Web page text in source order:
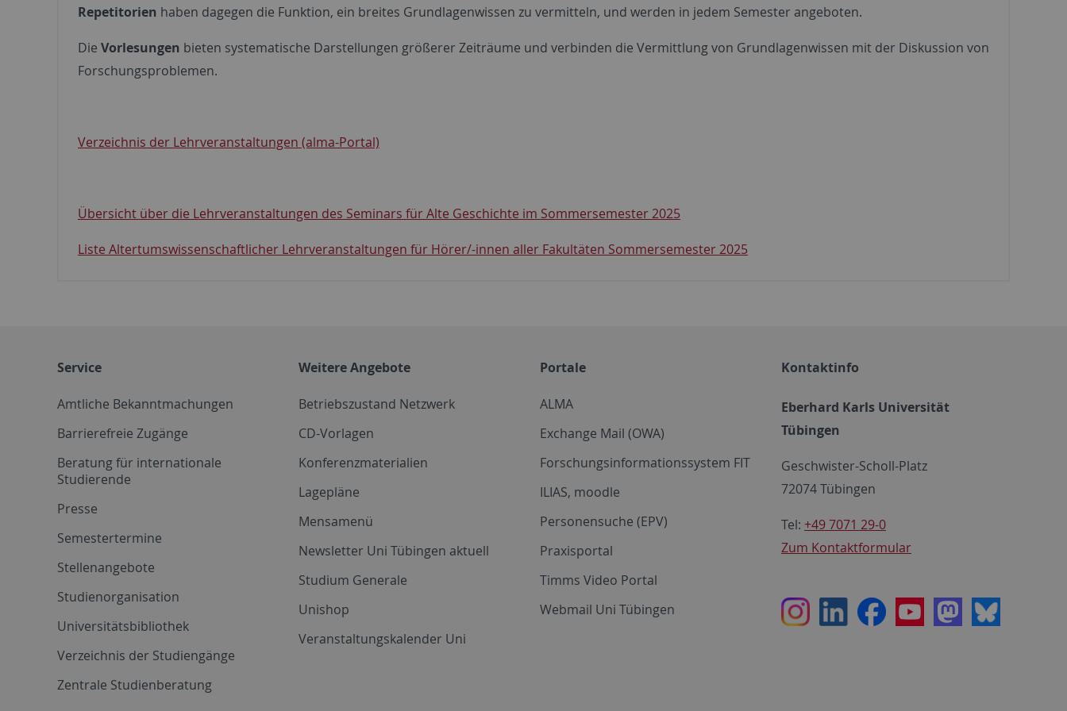
Repetitorien haben dagegen die Funktion, ein breites Grundlagenwissen zu vermitteln, und werden in jedem Semester angeboten.
Die Vorlesungen bieten systematische Darstellungen größerer Zeiträume und verbinden die Vermittlung von Grundlagenwissen mit der Diskussion von
Forschungsproblemen.
Verzeichnis der Lehrveranstaltungen (alma-Portal)
Übersicht über die Lehrveranstaltungen des Seminars für Alte Geschichte im Sommersemester 2025
Liste Altertumswissenschaftlicher Lehrveranstaltungen für Hörer/-innen aller Fakultäten Sommersemester 2025
Service
Amtliche Bekanntmachungen
Barrierefreie Zugänge
Beratung für internationale
Studierende
Presse
Semestertermine
Stellenangebote
Studienorganisation
Universitätsbibliothek
Verzeichnis der Studiengänge
Zentrale Studienberatung
Weitere Angebote
Betriebszustand Netzwerk
CD-Vorlagen
Konferenzmaterialien
Lagepläne
Mensamenü
Newsletter Uni Tübingen aktuell
Studium Generale
Unishop
Veranstaltungskalender Uni
Portale
ALMA
Exchange Mail (OWA)
Forschungsinformationssystem FIT
ILIAS, moodle
Personensuche (EPV)
Praxisportal
Timms Video Portal
Webmail Uni Tübingen
Kontaktinfo
Eberhard Karls Universität
Tübingen
Geschwister-Scholl-Platz
72074 Tübingen
Tel: +49 7071 29-0
Zum Kontaktformular
InstagramLinkedInFacebookYoutubeMastodon
Bluesky